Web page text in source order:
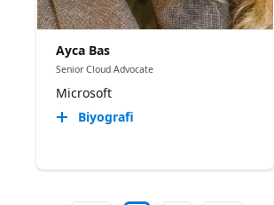
Ayca Bas
Senior Cloud Advocate
Microsoft
Biyografi